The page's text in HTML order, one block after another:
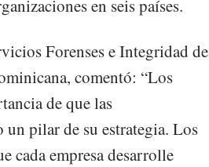
en seis países.
Forenses e Integridad de
comentó: “Los
de que las
pilar de su estrategia. Los
cada empresa desarrolle